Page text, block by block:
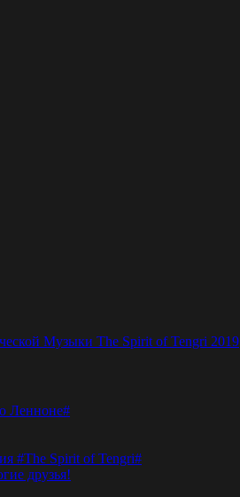
Музыки The Spirit of Tengri 2019
Ленноне#
#The Spirit of Tengri#
друзья!